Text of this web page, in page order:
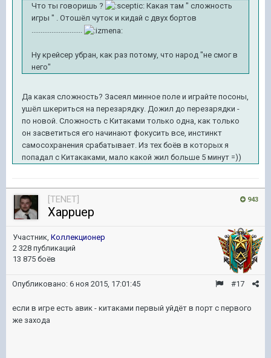
Что ты говоришь ?
Какая там " сложность
игры " . Отошёл чуток и кидай с двух бортов
............................
Ну крейсер убран, как раз потому, что народ "не смог в
него"
Да какая сложность? Засеял минное поле и играйте посоны,
ушёл шкериться на перезарядку. Дожил до перезарядки -
по новой. Сложность с Китаками только одна, как только
он засветиться его начинают фокусить все, инстинкт
самосохранения срабатывает. Из тех боёв в которых я
попадал с Китакаками, мало какой жил больше 5 минут =))
943
[TENET]
Xappuep
Участник, Коллекционер
2 328 публикаций
13 875 боёв
#17
Опубликовано: 6 ноя 2015, 17:01:45
если в игре есть авик - китаками первый уйдёт в порт с первого
же захода